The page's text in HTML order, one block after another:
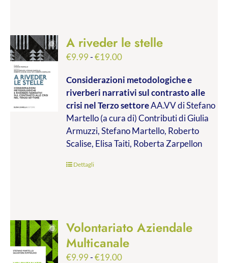
A riveder le stelle
€9.99-€19.00Fascia
prezzo:
da
€9.99
a
€19.00
Considerazioni metodologiche e
riverberi narrativi sul contrasto alle
crisi nel Terzo settoreAA.VV di Stefano
Martello (a cura di) Contributi di Giulia
Armuzzi, Stefano Martello, Roberto
Scalise, Elisa Taiti, Roberta Zarpellon
Dettagli
Volontariato Aziendale
Multicanale
€9.99-€19.00Fascia